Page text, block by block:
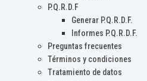
P.Q.R.D.F
Generar P.Q.R.D.F.
Informes P.Q.R.D.F.
Preguntas frecuentes
Términos y condiciones
Tratamiento de datos